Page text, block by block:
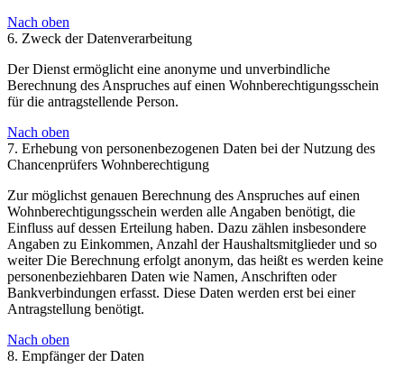
Nach oben
6. Zweck der Datenverarbeitung
Der Dienst ermöglicht eine anonyme und unverbindliche
Berechnung des Anspruches auf einen Wohnberechtigungsschein
für die antragstellende Person.
Nach oben
7. Erhebung von personenbezogenen Daten bei der Nutzung des
Chancenprüfers Wohnberechtigung
Zur möglichst genauen Berechnung des Anspruches auf einen
Wohnberechtigungsschein werden alle Angaben benötigt, die
Einfluss auf dessen Erteilung haben. Dazu zählen insbesondere
Angaben zu Einkommen, Anzahl der Haushaltsmitglieder und so
weiter Die Berechnung erfolgt anonym, das heißt es werden keine
personenbeziehbaren Daten wie Namen, Anschriften oder
Bankverbindungen erfasst. Diese Daten werden erst bei einer
Antragstellung benötigt.
Nach oben
8. Empfänger der Daten